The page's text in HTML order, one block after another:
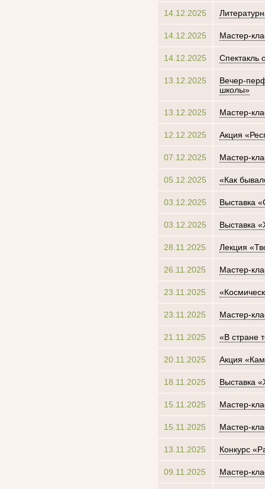
14.12.2025
14.12.2025 Мастер-
14.12.2025 Спектакль
13.12.2025
Вечер-
школы»
13.12.2025 Мастер-
12.12.2025 Акция
07.12.2025 Мастер-
05.12.2025 «Как
03.12.2025 Выставка
03.12.2025 Выставка
28.11.2025 Лекция
26.11.2025 Мастер-
23.11.2025
23.11.2025 Мастер-
21.11.2025 «В стране
20.11.2025 Акция
18.11.2025 Выставка
15.11.2025 Мастер-
15.11.2025 Мастер-
13.11.2025 Конкурс
09.11.2025 Мастер-